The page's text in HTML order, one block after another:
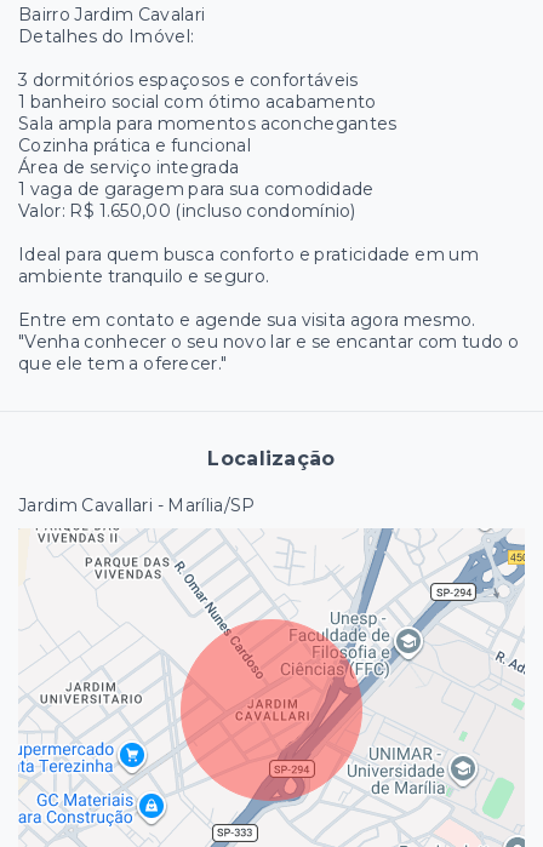
Bairro Jardim Cavalari
Detalhes do Imóvel:
3 dormitórios espaçosos e confortáveis
1 banheiro social com ótimo acabamento
Sala ampla para momentos aconchegantes
Cozinha prática e funcional
Área de serviço integrada
1 vaga de garagem para sua comodidade
Valor: R$ 1.650,00 (incluso condomínio)
Ideal para quem busca conforto e praticidade em um
ambiente tranquilo e seguro.
Entre em contato e agende sua visita agora mesmo.
"Venha conhecer o seu novo lar e se encantar com tudo o
que ele tem a oferecer."
Localização
Jardim Cavallari - Marília/SP